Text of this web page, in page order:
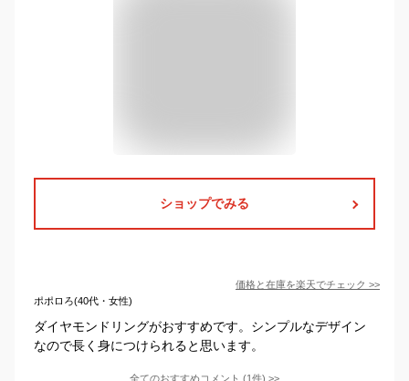
ショップでみる
価格と在庫を楽天でチェック >>
ポポロろ(40代・女性)
ダイヤモンドリングがおすすめです。シンプルなデザイン
なので長く身につけられると思います。
全てのおすすめコメント (1件) >